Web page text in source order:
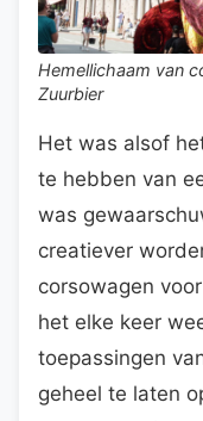
Hemellichaam van
Zuurbier
Het was alsof
te hebben van
was
creatiever
corsowagen
het elke keer
toepassingen
geheel te laten